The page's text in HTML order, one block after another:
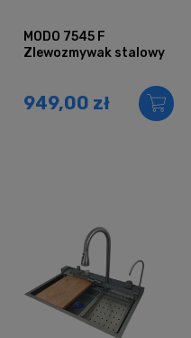
MODO 7545 F
Zlewozmywak stalowy
949,00 zł